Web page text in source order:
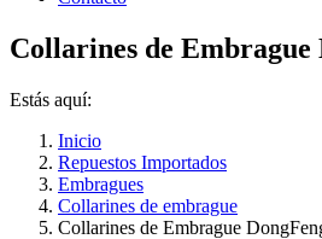
Collarines de Embrague
Estás aquí:
Inicio
Repuestos Importados
Embragues
Collarines de embrague
Collarines de Embrague